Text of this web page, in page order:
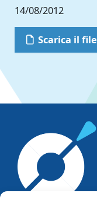
14/08/2012
Scarica il file